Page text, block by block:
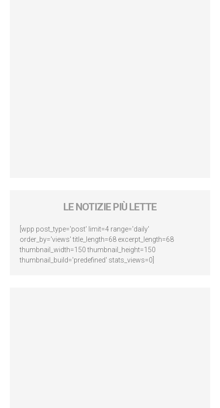
LE NOTIZIE PIÙ LETTE
[wpp post_type='post' limit=4 range='daily'
order_by='views' title_length=68 excerpt_length=68
thumbnail_width=150 thumbnail_height=150
thumbnail_build='predefined' stats_views=0]